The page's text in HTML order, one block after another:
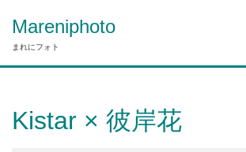
Mareniphoto
まれにフォト
Kistar × 彼岸花